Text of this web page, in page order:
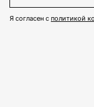
Я согласен с политикой